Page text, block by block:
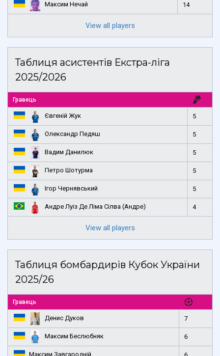
Максим Нечай 14
View all players
Таблиця асистентів Екстра-ліга
2025/2026
Гравець
Євгеній Жук 5
Олександр Педяш 5
Вадим Данилюк 5
Петро Шотурма 5
Ігор Чернявський 5
Андре Луіз Де Ліма Сілва (Андре) 4
View all players
Таблиця бомбардирів Кубок України
2025/26
Гравець
Денис Дуков 7
Максим Беслюбняк 6
Максим Завгародній